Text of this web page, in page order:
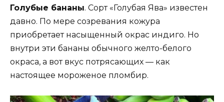
Голубые бананы. Сорт «Голубая Ява» известен
давно. По мере созревания кожура
приобретает насыщенный окрас индиго. Но
внутри эти бананы обычного желто-белого
окраса, а вот вкус потрясающих — как
настоящее мороженое пломбир.